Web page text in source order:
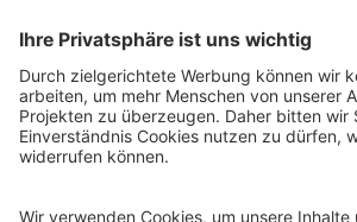
WWF Deutschland
Reinhardtstr. 18
10117 Berlin